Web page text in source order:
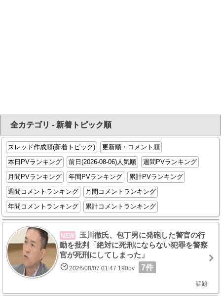
全カテゴリ - 新着トピック順
スレッド作成順(新着トピック)
更新順・コメント順
本日PVランキング
前日(2026-08-06)人気順
週間PVランキング
月間PVランキング
年間PVランキング
累計PVランキング
週間コメントランキング
月間コメントランキング
年間コメントランキング
累計コメントランキング
NEW
玉川徹氏、包丁男に発砲した警官の行
動を批判「絶対に死刑にならない犯罪を警察
官が死刑にしてしまった」
2026/08/07 01:47 190pv 7件
話題